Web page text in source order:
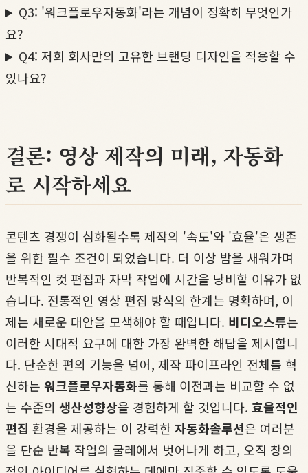
Q3: '워크플로우자동화'라는 개념이 정확히 무엇인가
요?
Q4: 저희 회사만의 고유한 브랜딩 디자인을 적용할 수
있나요?
결론: 영상 제작의 미래, 자동화
로 시작하세요
콘텐츠 경쟁이 심화될수록 제작의 '속도'와 '효율'은 생존
을 위한 필수 조건이 되었습니다. 더 이상 밤을 새워가며
반복적인 컷 편집과 자막 작업에 시간을 낭비할 이유가 없
습니다. 전통적인 영상 편집 방식의 한계는 명확하며, 이
제는 새로운 대안을 모색해야 할 때입니다. 비디오스튜는
이러한 시대적 요구에 대한 가장 완벽한 해답을 제시합니
다. 단순한 편의 기능을 넘어, 제작 파이프라인 전체를 혁
신하는 워크플로우자동화를 통해 이전과는 비교할 수 없
는 수준의 생산성향상을 경험하게 할 것입니다. 효율적인
편집 환경을 제공하는 이 강력한 자동화솔루션은 여러분
을 단순 반복 작업의 굴레에서 벗어나게 하고, 오직 창의